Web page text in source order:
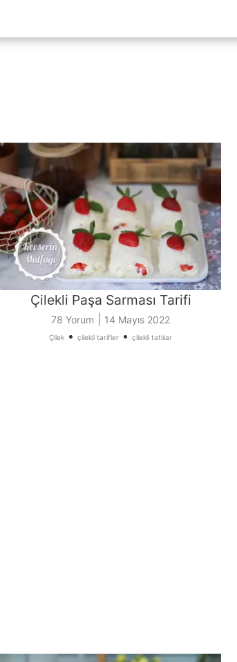
Çilekli Paşa Sarması Tarifi
78 Yorum 14 Mayıs 2022
Çilek • çilekli tarifler • çilekli tatlılar